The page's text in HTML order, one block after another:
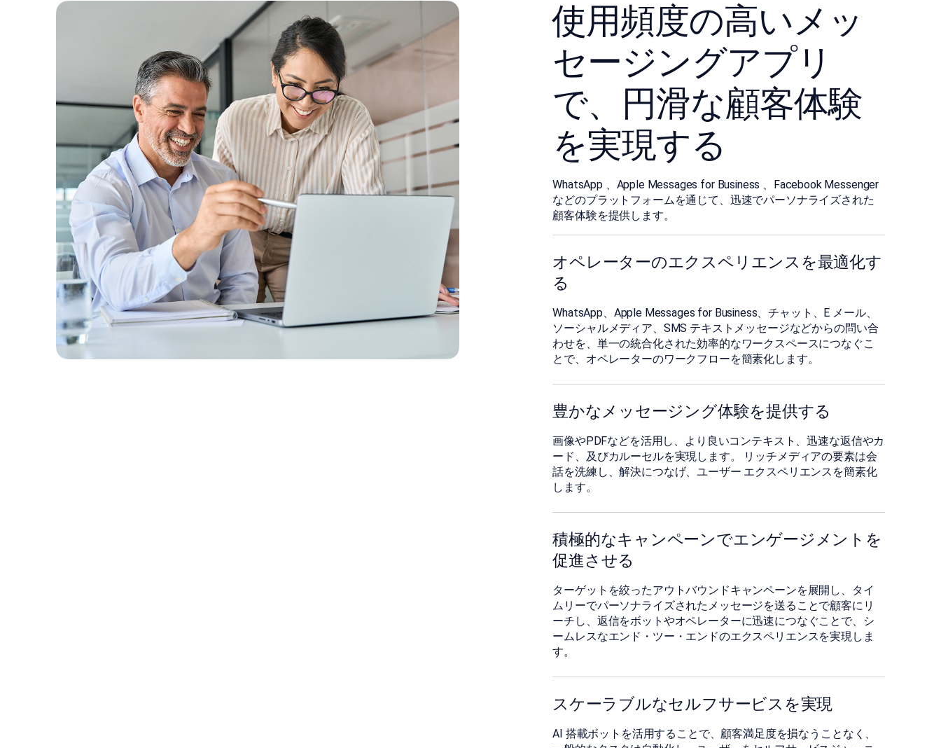
󠀰使用頻度の高いメッ
セージングアプリ
で、円滑な顧客体験
を実現する
󠀰WhatsApp 、Apple Messages for Business 、Facebook Messenger
などのプラットフォームを通じて、迅速でパーソナライズされた
顧客体験を提供します。
オペレーターのエクスペリエンスを最適化す
る
󠀰WhatsApp、Apple Messages for Business、チャット、E メール、
ソーシャルメディア、SMS テキストメッセージなどからの問い合
わせを、単一の統合化された効率的なワークスペースにつなぐこ
とで、オペレーターのワークフローを簡素化します。
󠀰豊かなメッセージング体験を提供する
󠀰画像やPDFなどを活用し、より良いコンテキスト、迅速な返信やカ
ード、及びカルーセルを実現します。󠀲󠀢󠀩󠀳 󠀰リッチメディアの要素は会
話を洗練し、解決につなげ、ユーザー エクスペリエンスを簡素化
します。
積極的なキャンペーンでエンゲージメントを
促進させる
ターゲットを絞ったアウトバウンドキャンペーンを展開し、タイ
ムリーでパーソナライズされたメッセージを送ることで顧客にリ
ーチし、返信をボットやオペレーターに迅速につなぐことで、シ
ームレスなエンド・ツー・エンドのエクスペリエンスを実現しま
す。
󠀰スケーラブルなセルフサービスを実現
󠀰AI 搭載ボットを活用することで、顧客満足度を損なうことなく、